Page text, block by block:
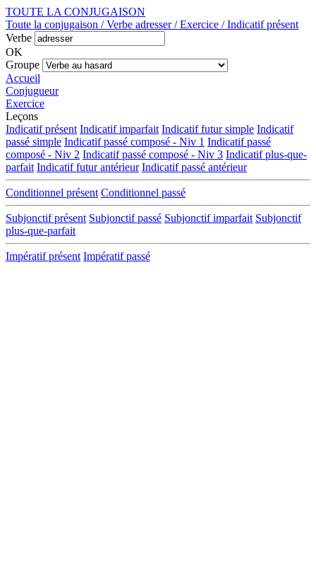
TOUTE LA CONJUGAISON
Toute la conjugaison / Verbe adresser / Exercice / Indicatif présent
Verbe
OK
Groupe
Accueil
Conjugueur
Exercice
Leçons
Indicatif présent Indicatif imparfait Indicatif futur simple Indicatif
passé simple Indicatif passé composé - Niv 1 Indicatif passé
composé - Niv 2 Indicatif passé composé - Niv 3 Indicatif plus-que-
parfait Indicatif futur antérieur Indicatif passé antérieur
Conditionnel présent Conditionnel passé
Subjonctif présent Subjonctif passé Subjonctif imparfait Subjonctif
plus-que-parfait
Impératif présent Impératif passé